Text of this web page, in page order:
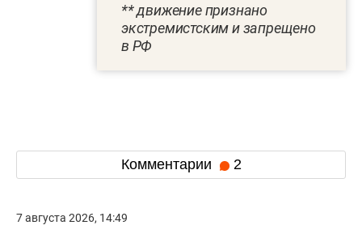
** движение признано
экстремистским и запрещено
в РФ
Комментарии 2
7 августа 2026, 14:49